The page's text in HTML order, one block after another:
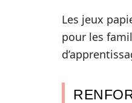
Les jeux
pour les